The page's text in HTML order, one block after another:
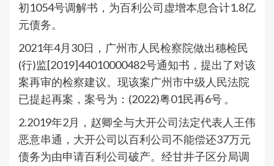
初1054号调解书，为百利公司虚增本息合计1.8亿
元债务。
2021年4月30日，广州市人民检察院做出穗检民
(行)监[2019]44010000482号通知书，提出了对该
案再审的检察建议。现该案广州市中级人民法院
已提起再案，案号为：(2022)粤01民再6号 。
2.2019年2月，赵卿全与大开公司法定代表人王伟
恶意串通，大开公司以百利公司不能偿还37万元
债务为由申请百利公司破产。经甘井子区分局调